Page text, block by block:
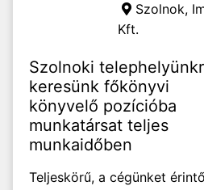
Szolnok,
Kft.
Szolnoki
keresünk főkönyvi
könyvelő pozícióba
munkatársat teljes
munkaidőben
Teljeskörű, a cégünket